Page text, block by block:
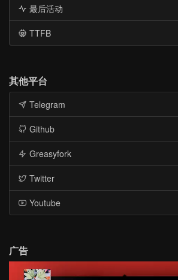
最后活动
TTFB
其他平台
Telegram
Github
Greasyfork
Twitter
Youtube
广告